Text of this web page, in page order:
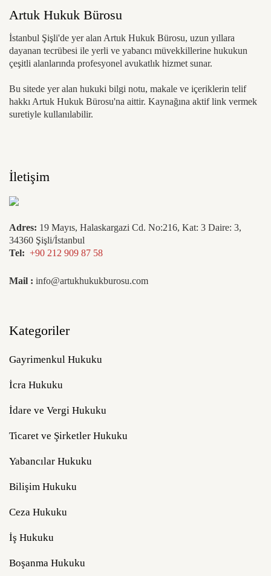
Artuk Hukuk Bürosu
İstanbul Şişli'de yer alan Artuk Hukuk Bürosu, uzun yıllara
dayanan tecrübesi ile yerli ve yabancı müvekkillerine hukukun
çeşitli alanlarında profesyonel avukatlık hizmet sunar.
Bu sitede yer alan hukuki bilgi notu, makale ve içeriklerin telif
hakkı Artuk Hukuk Bürosu'na aittir. Kaynağına aktif link vermek
suretiyle kullanılabilir.
İletişim
Adres: 19 Mayıs, Halaskargazi Cd. No:216, Kat: 3 Daire: 3,
34360 Şişli/İstanbul
Tel: +90 212 909 87 58
Mail : info@artukhukukburosu.com
Kategoriler
Gayrimenkul Hukuku
İcra Hukuku
İdare ve Vergi Hukuku
Ticaret ve Şirketler Hukuku
Yabancılar Hukuku
Bilişim Hukuku
Ceza Hukuku
İş Hukuku
Boşanma Hukuku